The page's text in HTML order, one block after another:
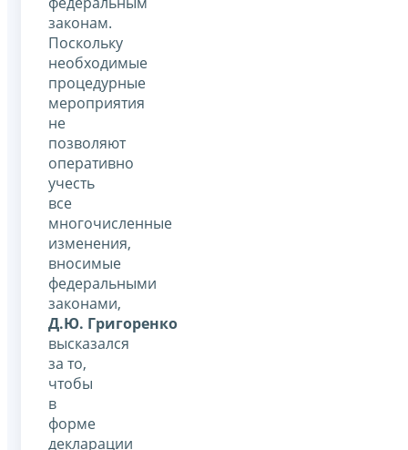
законам.
Поскольку
необходимые
процедурные
мероприятия
не
позволяют
оперативно
учесть
все
многочисленные
изменения,
вносимые
федеральными
законами,
Д.Ю. Григоренко
высказался
за то,
чтобы
в
форме
декларации